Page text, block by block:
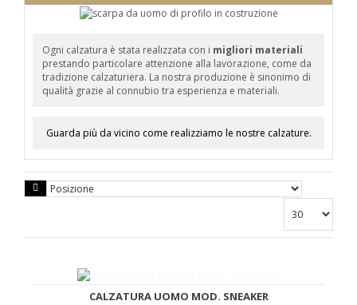
Ogni calzatura è stata realizzata con i migliori materiali
prestando particolare attenzione alla lavorazione, come da
tradizione calzaturiera. La nostra produzione è sinonimo di
qualità grazie al connubio tra esperienza e materiali.
Guarda più da vicino come realizziamo le nostre calzature.
CALZATURA UOMO MOD. SNEAKER